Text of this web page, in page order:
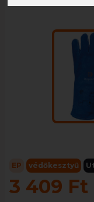
EP védőkesztyű
3 409 Ft